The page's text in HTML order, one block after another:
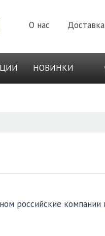
О нас
НОВИНКИ
российские